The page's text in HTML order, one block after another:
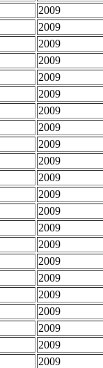
2009
2009
2009
2009
2009
2009
2009
2009
2009
2009
2009
2009
2009
2009
2009
2009
2009
2009
2009
2009
2009
2009